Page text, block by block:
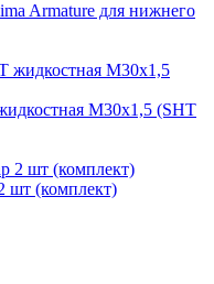
Armature для нижнего
M30x1,5 (SHT
шт (комплект)